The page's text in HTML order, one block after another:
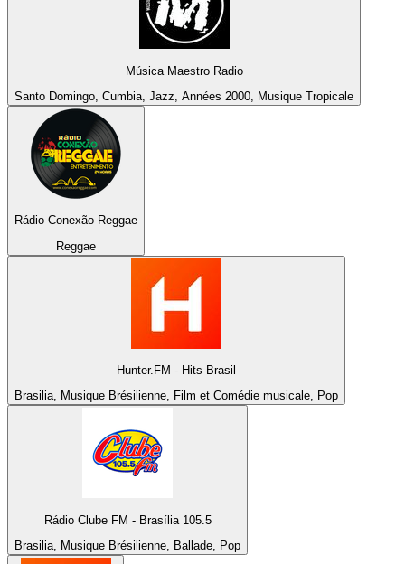
Música Maestro Radio
Santo Domingo, Cumbia, Jazz, Années 2000, Musique Tropicale
Rádio Conexão Reggae
Reggae
Hunter.FM - Hits Brasil
Brasilia, Musique Brésilienne, Film et Comédie musicale, Pop
Rádio Clube FM - Brasília 105.5
Brasilia, Musique Brésilienne, Ballade, Pop